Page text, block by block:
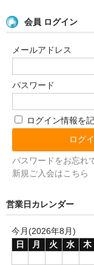
会員 ログイン
メールアドレス
パスワード
ログイン情報を
パスワードをお忘れ
新規ご入会はこちら
営業日カレンダー
今月(2026年8月)
日
月 火 水 木